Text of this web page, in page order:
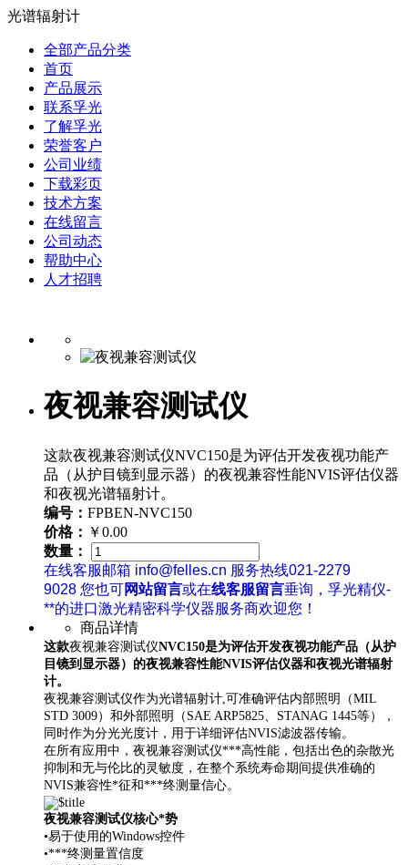
光谱辐射计
全部产品分类
首页
产品展示
联系孚光
了解孚光
荣誉客户
公司业绩
下载彩页
技术方案
在线留言
公司动态
帮助中心
人才招聘
夜视兼容测试仪
这款夜视兼容测试仪NVC150是为评估开发夜视功能产
品（从护目镜到显示器）的夜视兼容性能NVIS评估仪器
和夜视光谱辐射计。
编号： FPBEN-NVC150
价格： ￥0.00
数量：
在线客服邮箱 info@felles.cn 服务热线021-2279
9028 您也可网站留言或在线客服留言垂询，孚光精仪-
**的进口激光精密科学仪器服务商欢迎您！
商品详情
这款夜视兼容测试仪NVC150是为评估开发夜视功能产品（从护
目镜到显示器）的夜视兼容性能NVIS评估仪器和夜视光谱辐射
计。
夜视兼容测试仪作为光谱辐射计,可准确评估内部照明（MIL
STD 3009）和外部照明（ SAE ARP5825 STANAG 1445等），
同时作为分光光度计，用于详细评估NVIS滤波器传输。
在所有应用中， 夜视兼容测试仪***高性能，包括出色的杂散光
抑制和无与伦比的灵敏度，在整个系统寿命期间提供准确的
NVIS兼容性*征和***终测量信心。
夜视兼容测试仪核心*势
•易于使用的Windows控件
•***终测量置信度